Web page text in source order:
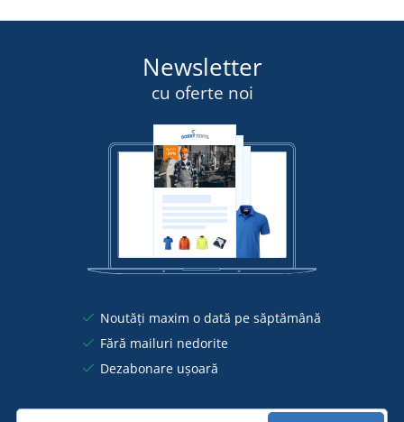
Newsletter
cu oferte noi
Noutăți maxim o dată pe săptămână
Fără mailuri nedorite
Dezabonare ușoară